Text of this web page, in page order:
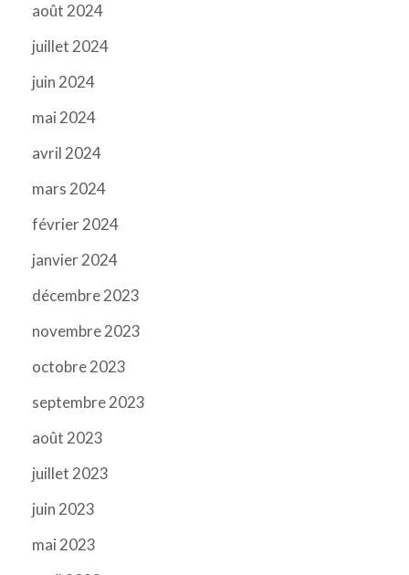
août 2024
juillet 2024
juin 2024
mai 2024
avril 2024
mars 2024
février 2024
janvier 2024
décembre 2023
novembre 2023
octobre 2023
septembre 2023
août 2023
juillet 2023
juin 2023
mai 2023